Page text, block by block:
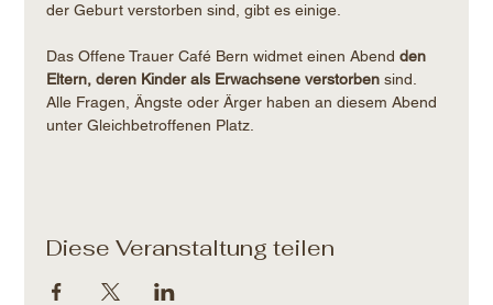
der Geburt verstorben sind, gibt es einige.
Das Offene Trauer Café Bern widmet einen Abend den
Eltern, deren Kinder als Erwachsene verstorben sind.
Alle Fragen, Ängste oder Ärger haben an diesem Abend
unter Gleichbetroffenen Platz.
Diese Veranstaltung teilen